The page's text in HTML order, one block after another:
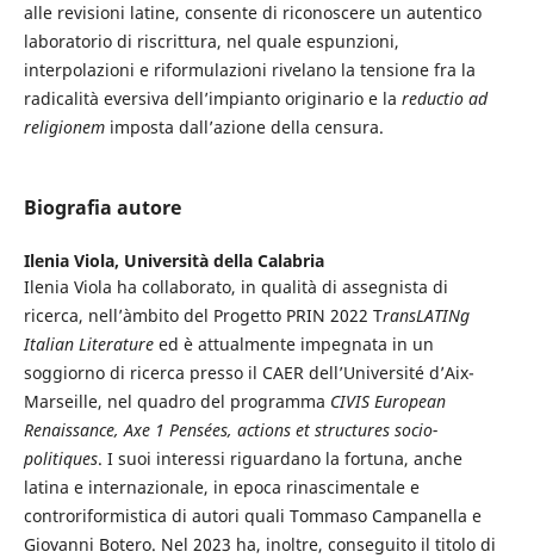
alle revisioni latine, consente di riconoscere un autentico
laboratorio di riscrittura, nel quale espunzioni,
interpolazioni e riformulazioni rivelano la tensione fra la
radicalità eversiva dell’impianto originario e la reductio ad
religionemimposta dall’azione della censura.
Biografia autore
Ilenia Viola, Università della Calabria
Ilenia Viola ha collaborato, in qualità di assegnista di
ricerca, nell’àmbito del Progetto PRIN 2022 TransLATINg
Italian Literatureed è attualmente impegnata in un
soggiorno di ricerca presso il CAER dell’Université d’Aix-
Marseille, nel quadro del programma CIVIS European
Renaissance, Axe 1 Pensées, actions et structures socio-
politiques. I suoi interessi riguardano la fortuna, anche
latina e internazionale, in epoca rinascimentale e
controriformistica di autori quali Tommaso Campanella e
Giovanni Botero. Nel 2023 ha, inoltre, conseguito il titolo di